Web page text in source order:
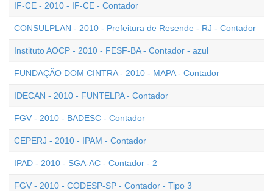
IF-CE - 2010 - IF-CE - Contador
CONSULPLAN - 2010 - Prefeitura de Resende - RJ - Contador
Instituto AOCP - 2010 - FESF-BA - Contador - azul
FUNDAÇÃO DOM CINTRA - 2010 - MAPA - Contador
IDECAN - 2010 - FUNTELPA - Contador
FGV - 2010 - BADESC - Contador
CEPERJ - 2010 - IPAM - Contador
IPAD - 2010 - SGA-AC - Contador - 2
FGV - 2010 - CODESP-SP - Contador - Tipo 3